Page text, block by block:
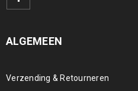
ALGEMEEN
Verzending & Retourneren